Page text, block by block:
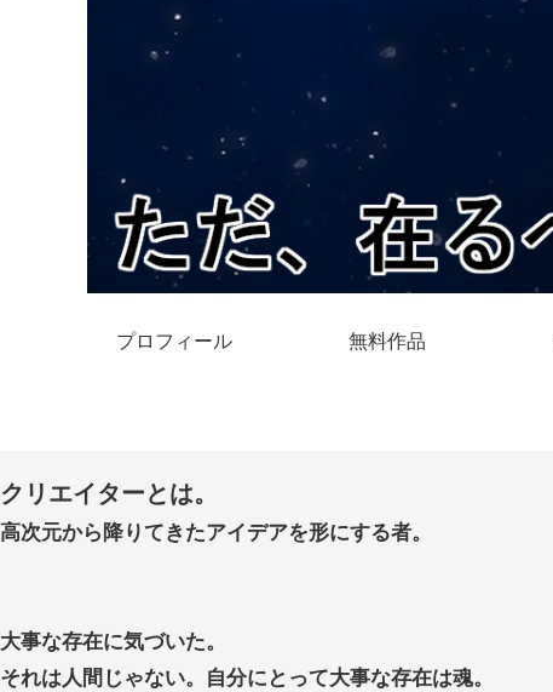
プロフィール 無料作品
クリエイターとは。
高次元から降りてきたアイデアを形にする者。
大事な存在に気づいた。
それは人間じゃない。自分にとって大事な存在は魂。